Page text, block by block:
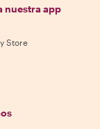
nuestra app
Store